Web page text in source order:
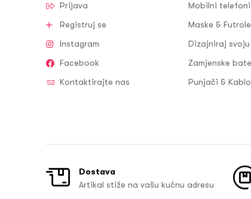
Prijava
Registruj se
Instagram
Facebook
Kontaktirajte nas
Mobilni telefoni
Maske & Futrole
Dizajniraj svoju
Zamjenske
Punjači &
Dostava
Artikal stiže na vašu kućnu adresu